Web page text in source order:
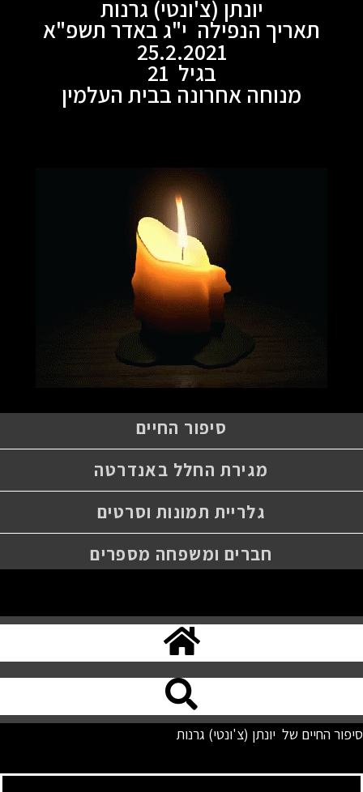
יונתן (צ'ונטי) גרנות
תאריך הנפילה י"ג באדר תשפ"א
25.2.2021
בגיל 21
מנוחה אחרונה בבית העלמין
סיפור החיים
מגירת החלל באנדרטה
גלריית תמונות וסרטים
חברים ומשפחה מספרים
סיפור החיים של יונתן (צ'ונטי) גרנות